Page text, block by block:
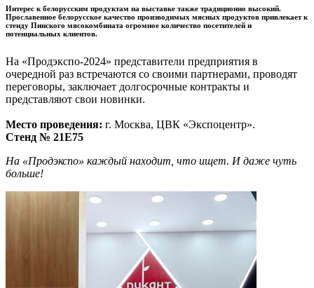
Интерес к белорусским продуктам на выставке также традиционно высокий.
Прославенное белорусское качество производимых мясных продуктов привлекает к
стенду Пинского мясокомбината огромное количество посетителей и
потенциальных клиентов.
На «Продэкспо-2024» представители предприятия в
очередной раз встречаются со своими партнерами, проводят
переговоры, заключает долгосрочные контракты и
представляют свои новинки.
Место проведения: г. Москва, ЦВК «Экспоцентр».
Стенд № 21E75
На «Продэкспо» каждый находит, что ищет. И даже чуть
больше!